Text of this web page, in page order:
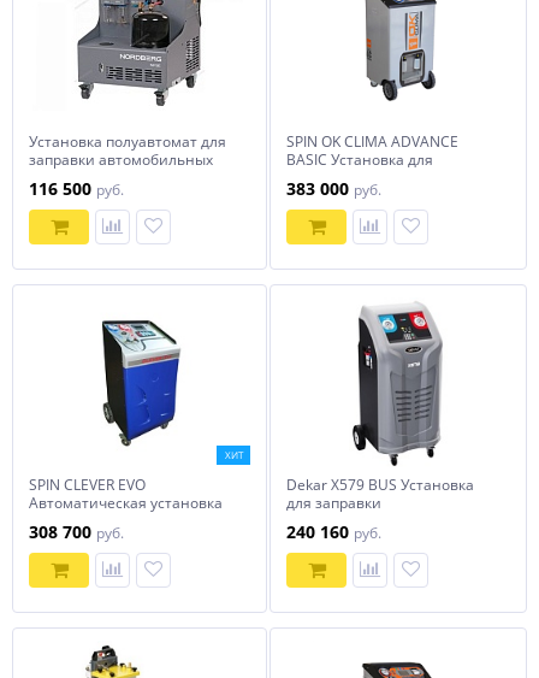
Установка полуавтомат для
заправки автомобильных
NF9E
116 500 руб.
SPIN OK CLIMA ADVANCE
BASIC Установка для
383 000 руб.
ХИТ
SPIN CLEVER EVO
Автоматическая установка
кондиционеров
308 700 руб.
Dekar X579 BUS Установка
для заправки
240 160 руб.